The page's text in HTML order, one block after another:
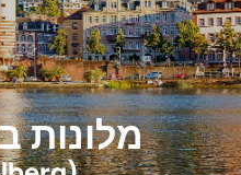
מלונות